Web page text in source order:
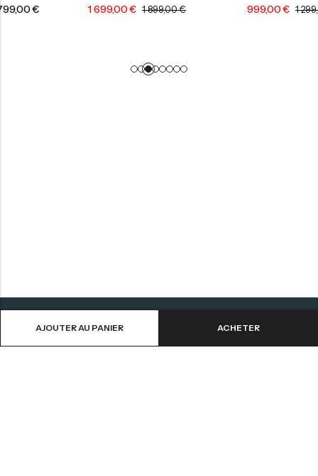
AJOUTER AU PANIER ACHETER
1 699,00
1 899,00€ 1 299,00€